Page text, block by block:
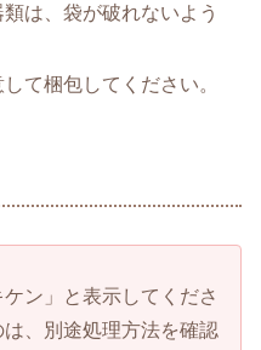
は、袋が破れないよう
て梱包してください。
ン」と表示してくださ
、別途処理方法を確認